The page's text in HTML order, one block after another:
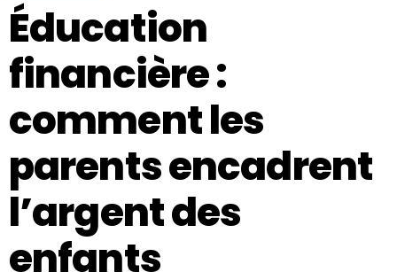
Éducation
financière :
comment les
parents encadrent
l’argent des
enfants